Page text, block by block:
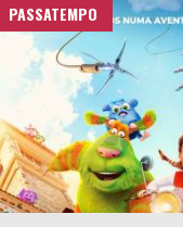
PASSATEMPO